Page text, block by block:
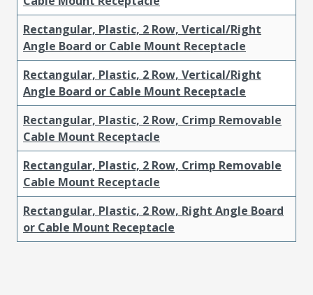
Rectangular, Plastic, 2 Row, Vertical/Right
Angle Board or Cable Mount Receptacle
Rectangular, Plastic, 2 Row, Vertical/Right
Angle Board or Cable Mount Receptacle
Rectangular, Plastic, 2 Row, Crimp Removable
Cable Mount Receptacle
Rectangular, Plastic, 2 Row, Crimp Removable
Cable Mount Receptacle
Rectangular, Plastic, 2 Row, Right Angle Board
or Cable Mount Receptacle